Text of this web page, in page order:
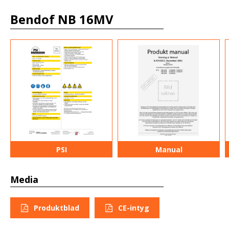
Bendof NB 16MV
PSI Manual
Media
Produktblad CE-intyg